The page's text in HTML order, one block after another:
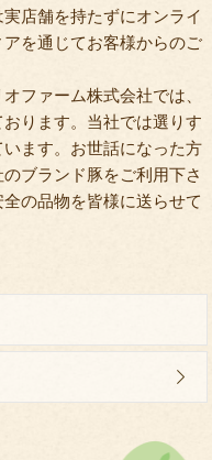
店舗を持たずにオンライ
を通じてお客様からのご
ファーム株式会社では、
ります。当社では選りす
ます。お世話になった方
ブランド豚をご利用下さ
の品物を皆様に送らせて